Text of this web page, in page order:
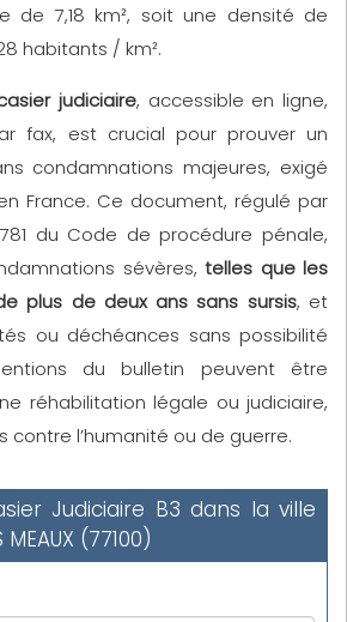
de 7,18 km², soit une densité de
habitants / km².
judiciaire, accessible en ligne,
fax, est crucial pour prouver un
condamnations majeures, exigé
France. Ce document, régulé par
du Code de procédure pénale,
sévères,telles que les
plus de deux ans sans sursis, et
ou déchéances sans possibilité
du bulletin peuvent être
réhabilitation légale ou judiciaire,
contre l’humanité ou de guerre.
Judiciaire B3 dans la ville
MEAUX (77100)